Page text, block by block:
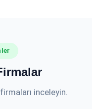
inceleyin.